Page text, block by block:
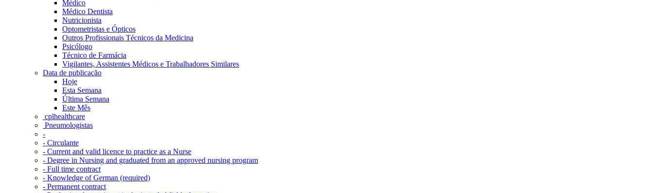
Médico
Médico Dentista
Nutricionista
Optometristas e Ópticos
Outros Profissionais Técnicos da Medicina
Psicólogo
Técnico de Farmácia
Vigilantes, Assistentes Médicos e Trabalhadores Similares
Data de publicação
Hoje
Esta Semana
Última Semana
Este Mês
‎ cplhealthcare‬
Pneumologistas
-
- Circulante
- Current and valid licence to practice as a Nurse
- Degree in Nursing and graduated from an approved nursing program
- Full time contract
- Knowledge of German (required)
- Permanent contract